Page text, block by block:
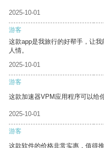
2025-10-01
游客
这款app是我旅行的好帮手，让
人情。
2025-10-01
游客
这款加速器VPM应用程序可以给
2025-10-01
游客
这款软件的价格非常实惠，值得推